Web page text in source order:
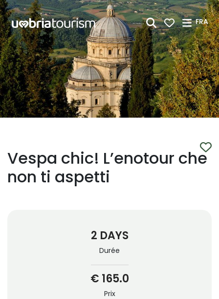
Saut au contenu principal
FRA
Vespa chic! L’enotour che
non ti aspetti
2 DAYS
Durée
€ 165.0
Prix